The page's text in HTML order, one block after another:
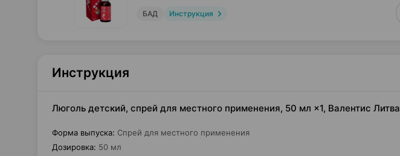
БАД Инструкция
Инструкция
Люголь детский, спрей для местного применения, 50 мл ×1, Валентис Литва
Форма выпуска: Спрей для местного применения
Дозировка: 50 мл